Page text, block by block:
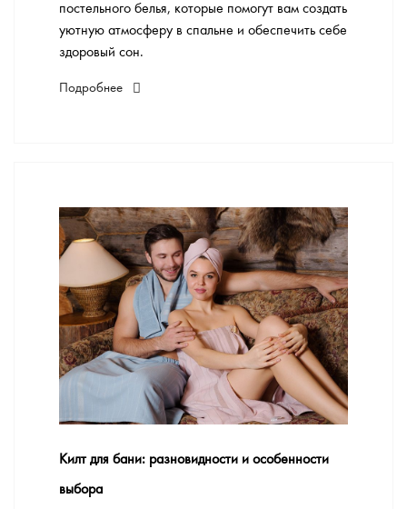
постельного белья, которые помогут вам создать
уютную атмосферу в спальне и обеспечить себе
здоровый сон.
Подробнее
Килт для бани: разновидности и особенности
выбора